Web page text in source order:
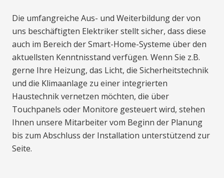
Die umfangreiche Aus- und Weiterbildung der von
uns beschäftigten Elektriker stellt sicher, dass diese
auch im Bereich der Smart-Home-Systeme über den
aktuellsten Kenntnisstand verfügen. Wenn Sie z.B.
gerne Ihre Heizung, das Licht, die Sicherheitstechnik
und die Klimaanlage zu einer integrierten
Haustechnik vernetzen möchten, die über
Touchpanels oder Monitore gesteuert wird, stehen
Ihnen unsere Mitarbeiter vom Beginn der Planung
bis zum Abschluss der Installation unterstützend zur
Seite.